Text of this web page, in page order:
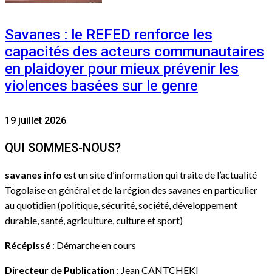
Savanes : le REFED renforce les
capacités des acteurs communautaires
en plaidoyer pour mieux prévenir les
violences basées sur le genre
19 juillet 2026
QUI SOMMES-NOUS?
savanes info est un site d’information qui traite de l’actualité
Togolaise en général et de la région des savanes en particulier
au quotidien (politique, sécurité, société, développement
durable, santé, agriculture, culture et sport)
Récépissé : Démarche en cours
Directeur de Publication : Jean CANTCHEKI